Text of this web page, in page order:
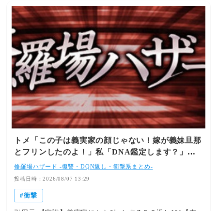
トメ「この子は義実家の顔じゃない！嫁が義妹旦那
とフリンしたのよ！」私「DNA鑑定します？」義
妹旦那「もちろんです」→結果…
修羅場ハザード -復讐・DQN返し・衝撃系まとめ-
投稿日時：2026/08/07 13:29
衝撃